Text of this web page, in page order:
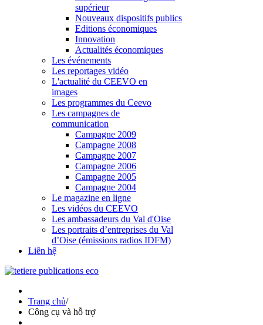
supérieur
Nouveaux dispositifs publics
Editions économiques
Innovation
Actualités économiques
Les événements
Les reportages vidéo
L'actualité du CEEVO en
images
Les programmes du Ceevo
Les campagnes de
communication
Campagne 2009
Campagne 2008
Campagne 2007
Campagne 2006
Campagne 2005
Campagne 2004
Le magazine en ligne
Les vidéos du CEEVO
Les ambassadeurs du Val d'Oise
Les portraits d’entreprises du Val
d’Oise (émissions radios IDFM)
Liên hệ
Trang chủ/
Công cụ và hỗ trợ